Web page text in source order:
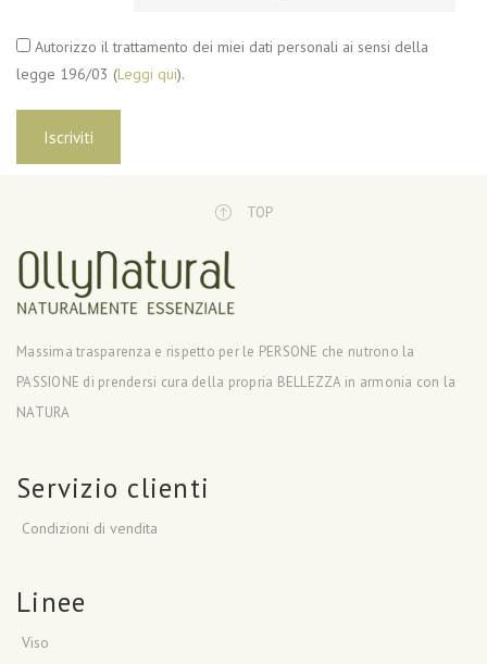
Autorizzo il trattamento dei miei dati personali ai sensi della
legge 196/03 (Leggi qui).
TOP
Massima trasparenza e rispetto per le PERSONE che nutrono la
PASSIONE di prendersi cura della propria BELLEZZA in armonia con la
NATURA
Servizio clienti
Condizioni di vendita
Linee
Viso